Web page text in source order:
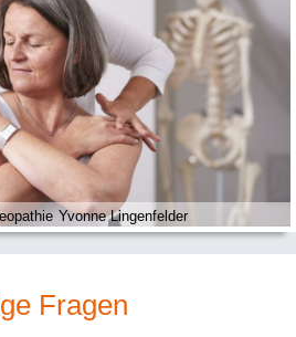
Yvonne Lingenfelder
Fragen